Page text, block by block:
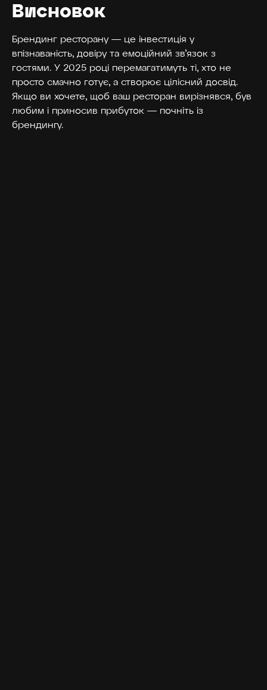
Висновок
Брендинг ресторану — це інвестиція у
впізнаваність, довіру та емоційний зв’язок з
гостями. У 2025 році перемагатимуть ті, хто не
просто смачно готує, а створює цілісний досвід.
Якщо ви хочете, щоб ваш ресторан вирізнявся, був
любим і приносив прибуток — почніть із
брендингу.